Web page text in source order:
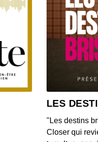
LES
"Les destins
Closer qui